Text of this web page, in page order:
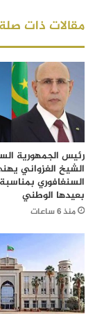
مقالات ذات صلة
رئيس الجمهورية
الشيخ الغزواني
السنغافوري
بعيدها الوطني
منذ 6 ساعات